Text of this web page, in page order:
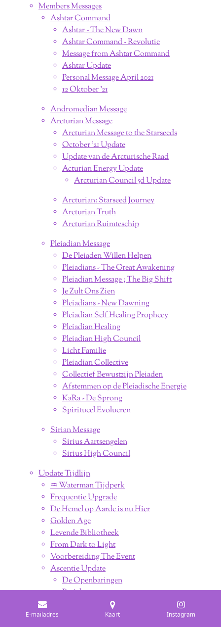
Members Messages
Ashtar Command
Ashtar - The New Dawn
Ashtar Command - Revolutie
Message from Ashtar Command
Ashtar Update
Personal Message April 2021
12 Oktober '21
Andromedian Message
Arcturian Message
Arcturian Message to the Starseeds
October '21 Update
Update van de Arcturische Raad
Acturian Energy Update
Arcturian Council 5d Update
Arcturian: Starseed Journey
Arcturian Truth
Arcturian Ruimteschip
Pleiadian Message
De Pleiaden Willen Helpen
Pleiadians - The Great Awakening
Pleiadian Message ; The Big Shift
Je Zult Ons Zien
Pleiadians - New Dawning
Pleiadian Self Healing Prophecy
Pleiadian Healing
Pleiadian High Council
Licht Familie
Pleiadian Collective
Collectief Bewustzijn Pleiaden
Afstemmen op de Pleiadische Energie
KaRa - De Sprong
Spiritueel Evolueren
Sirian Message
Sirius Aartsengelen
Sirius High Council
Update Tijdlijn
♒︎ Waterman Tijdperk
Frequentie Upgrade
De Hemel op Aarde is nu Hier
Golden Age
Levende Bibliotheek
From Dark to Light
Voorbereiding The Event
Ascentie Update
De Openbaringen
Bericht 2021
What to Do
Update 2021
E-mailadres Kaart Instagram